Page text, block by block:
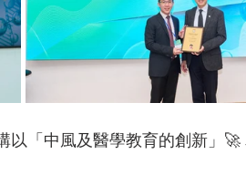
以「中風及醫學教育的創新」